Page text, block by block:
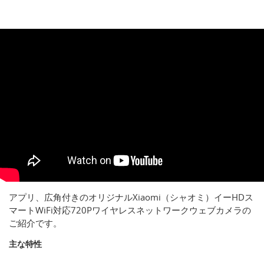
アプリ、広角付きのオリジナルXiaomi（シャオミ）イーHDス
マートWiFi対応720Pワイヤレスネットワークウェブカメラの
ご紹介です。
主な特性